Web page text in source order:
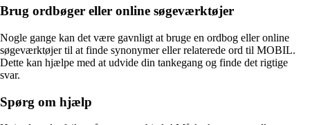
Brug ordbøger eller online søgeværktøjer
Nogle gange kan det være gavnligt at bruge en ordbog eller online
søgeværktøjer til at finde synonymer eller relaterede ord til MOBIL.
Dette kan hjælpe med at udvide din tankegang og finde det rigtige
svar.
Spørg om hjælp